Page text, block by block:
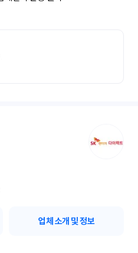
업체 소개 및 정보